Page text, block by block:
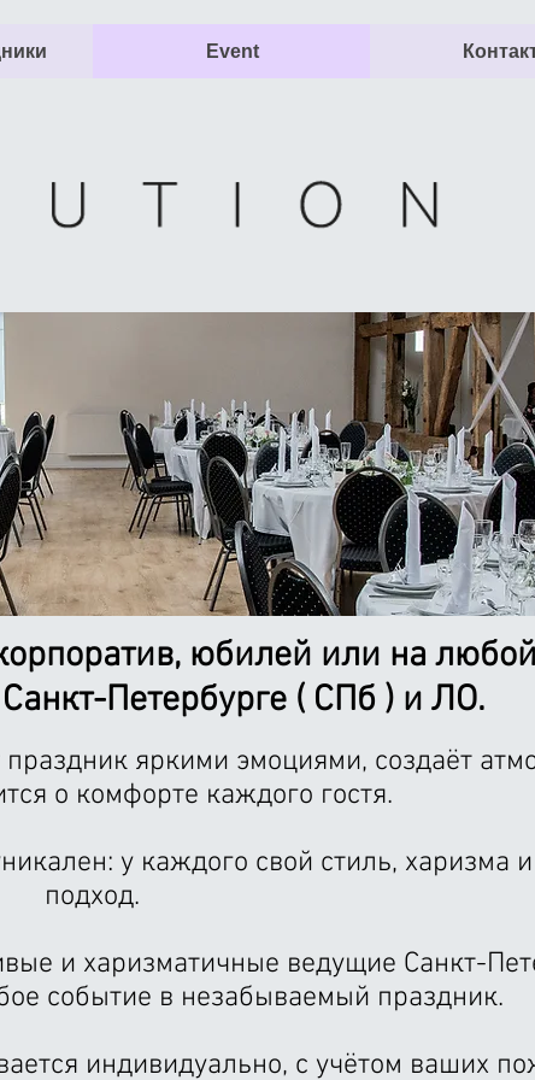
Event
юбилей или на любой
Петербурге ( СПб ) и ЛО.
яркими эмоциями, создаёт
о комфорте каждого гостя.
у каждого свой стиль, харизма
подход.
и харизматичные ведущие Санкт-
событие в незабываемый праздник.
индивидуально, с учётом ваших